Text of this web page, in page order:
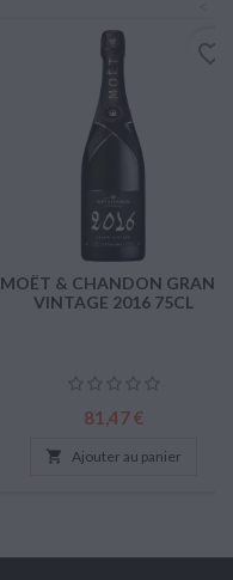
MOËT & CHANDON GRAND
VINTAGE 2016 75CL
Prix
81,47 €
 Ajouter au panier
favorite_border